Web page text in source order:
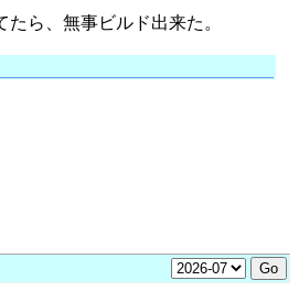
たら、無事ビルド出来た。